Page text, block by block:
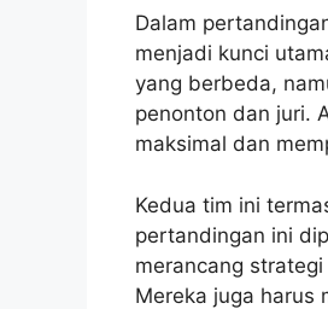
Dalam
menjadi kunci
yang berbeda,
penonton dan juri.
maksimal dan
Kedua tim ini
pertandingan ini
merancang
Mereka juga harus